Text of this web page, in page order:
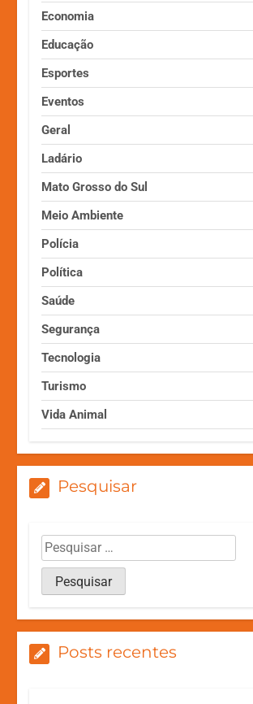
Economia
Educação
Esportes
Eventos
Geral
Ladário
Mato Grosso do Sul
Meio Ambiente
Polícia
Política
Saúde
Segurança
Tecnologia
Turismo
Vida Animal
Pesquisar
Posts recentes